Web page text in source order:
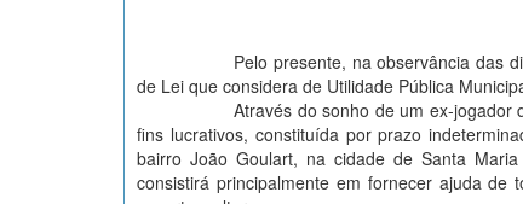
Pelo presente, na observância das
de Lei que considera de Utilidade Pública
Através do sonho de um ex-jogador
fins lucrativos, constituída por prazo
bairro João Goulart, na cidade de Santa
consistirá principalmente em fornecer ajuda de